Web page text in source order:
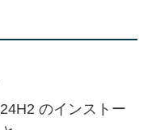
のインストー